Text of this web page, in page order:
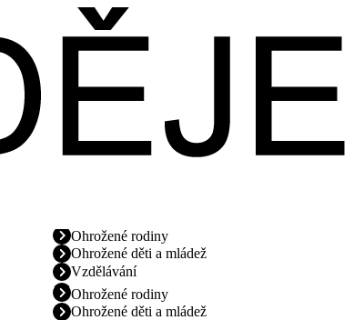
Ohrožené rodiny
Ohrožené děti a mládež
Vzdělávání
Ohrožené rodiny
Ohrožené děti a mládež